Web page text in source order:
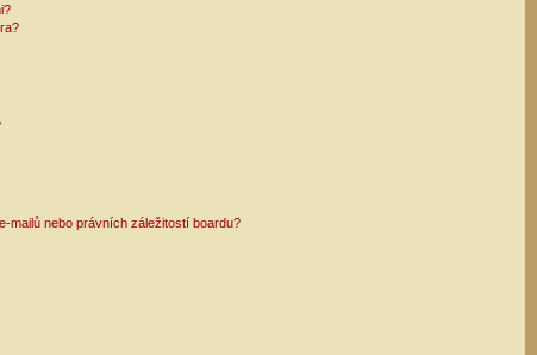
mailů nebo právních záležitostí boardu?